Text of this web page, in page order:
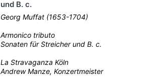
und B. c.
Georg Muffat (1653-1704)
Armonico tributo
Sonaten für Streicher und B. c.
La Stravaganza Köln
Andrew Manze, Konzertmeister